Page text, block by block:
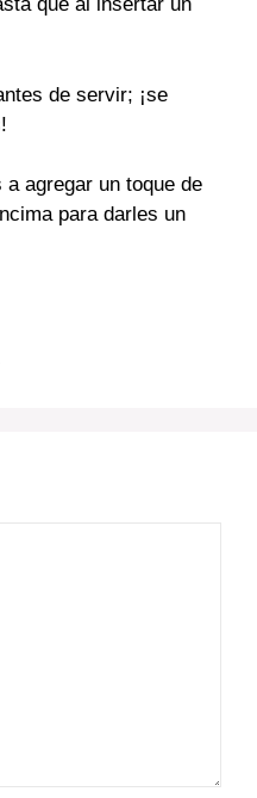
de servir; ¡se
agregar un toque de
para darles un